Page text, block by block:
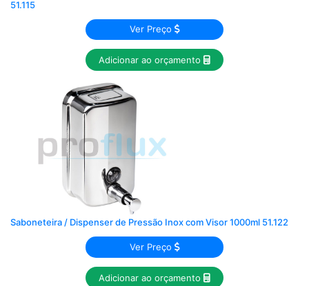
51.115
Ver Preço
Adicionar ao orçamento
Saboneteira / Dispenser de Pressão Inox com Visor 1000ml 51.122
Ver Preço
Adicionar ao orçamento